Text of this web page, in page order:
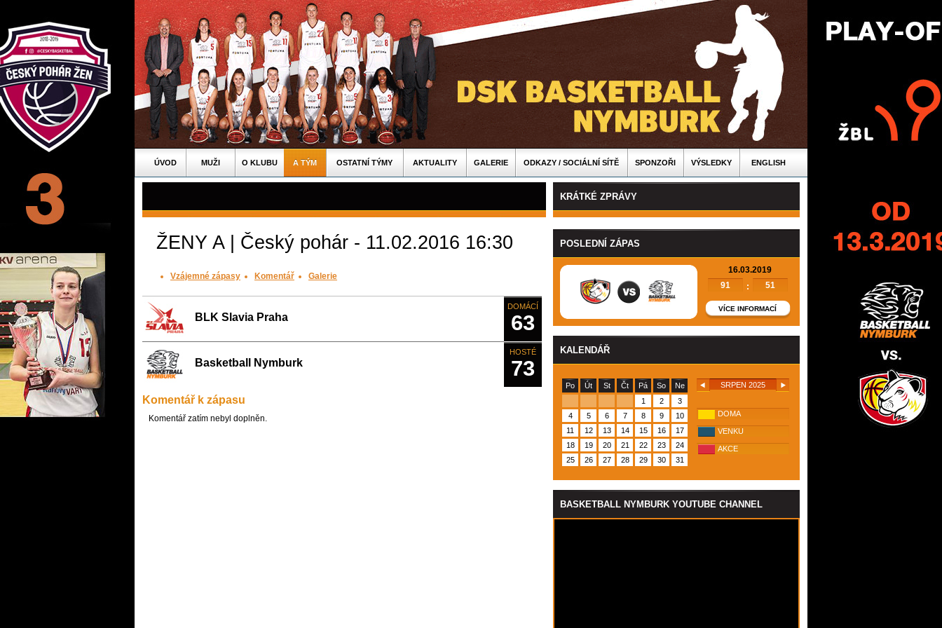
ÚVOD MUŽI O KLUBU A TÝM OSTATNÍ TÝMY AKTUALITY GALERIE ODKAZY / SOCIÁLNÍ SÍTĚ SPONZOŘI VÝSLEDKY ENGLISH
ŽENY A | Český pohár - 11.02.2016 16:30
Vzájemné zápasy Komentář Galerie
BLK Slavia Praha
DOMÁCÍ
63
Basketball Nymburk
HOSTÉ
73
Komentář k zápasu
Komentář zatím nebyl doplněn.
KRÁTKÉ ZPRÁVY
POSLEDNÍ ZÁPAS
16.03.2019
91
: 51
VÍCE INFORMACÍ
KALENDÁŘ
SRPEN 2025
DOMA
VENKU
AKCE
Po Út St Čt Pá So
Ne
1
2
3
4
5 6 7 8 9
10
11
12 13 14 15 16
17
18
19 20 21 22 23
24
25
26 27 28 29 30 31
BASKETBALL NYMBURK YOUTUBE CHANNEL